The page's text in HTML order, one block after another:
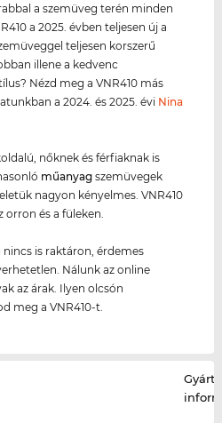
a szemüveg terén minden
a 2025. évben teljesen új a
teljesen korszerű
illene a kedvenc
Nézd meg a VNR410 más
a 2024. és 2025. évi Nina
nőknek és férfiaknak is
műanyag szemüvegek
nagyon kényelmes. VNR410
és a füleken.
nincs is raktáron, érdemes
Nálunk az online
az árak. Ilyen olcsón
meg a VNR410-t.